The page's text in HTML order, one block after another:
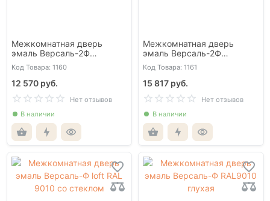
Межкомнатная дверь
эмаль Версаль-2Ф
белоснежная глухая
Код Товара: 1160
12 570 руб.
Нет отзывов
В наличии
Межкомнатная дверь
эмаль Версаль-2Ф
белоснежная со стеклом
Код Товара: 1161
15 817 руб.
Нет отзывов
В наличии